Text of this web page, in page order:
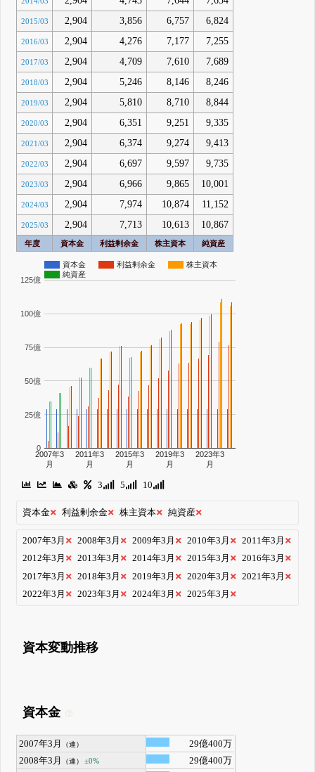
2015/03 2,904 3,856 6,757 6,824
2016/03 2,904 4,276 7,177 7,255
2017/03 2,904 4,709 7,610 7,689
2018/03 2,904 5,246 8,146 8,246
2019/03 2,904 5,810 8,710 8,844
2020/03 2,904 6,351 9,251 9,335
2021/03 2,904 6,374 9,274 9,413
2022/03 2,904 6,697 9,597 9,735
2023/03 2,904 6,966 9,865 10,001
2024/03 2,904 7,974 10,874 11,152
2025/03 2,904 7,713 10,613 10,867
年度 資本金 利益剰余金 株主資本 純資産
資本金 利益剰余金
株主資本
純資産
2007年3
月
2011年3
月
2015年3
月
2019年3
月
2023年3
月
0
25億
50億
75億
100億
125億
3 5 10
資本金 利益剰余金 株主資本 純資産
2007年3月 2008年3月 2009年3月 2010年3月
2011年3月
2012年3月
2013年3月 2014年3月 2015年3月
2016年3月
2017年3月
2018年3月 2019年3月 2020年3月
2021年3月
2022年3月
2023年3月 2024年3月 2025年3月
資本変動推移
資本金
2007年3月 （連）
29億400万
2008年3月
（連） ±0%
29億400万